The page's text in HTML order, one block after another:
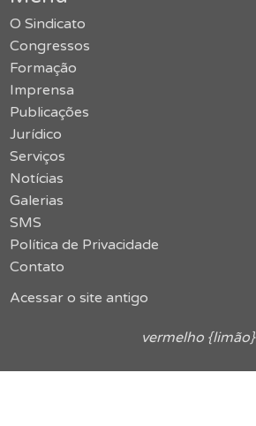
O Sindicato
Congressos
Formação
Imprensa
Publicações
Jurídico
Serviços
Notícias
Galerias
SMS
Política de Privacidade
Contato
Acessar o site antigo
vermelho {limão}